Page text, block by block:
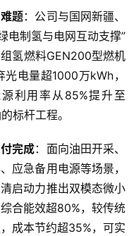
题：公司与国网新疆、
电制氢与电网互动支撑”
氢燃料GEN200型燃机
电量超1000万kWh，
利用率从85%提升至
标杆工程。
完成：面向油田开采、
应急备用电源等场景，
启动力推出双模态微小
合能效超80%，较传统
成本节约超35%，可实